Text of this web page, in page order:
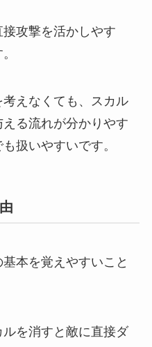
攻撃を活かしやす
えなくても、スカル
る流れが分かりやす
扱いやすいです。
本を覚えやすいこと
を消すと敵に直接ダ